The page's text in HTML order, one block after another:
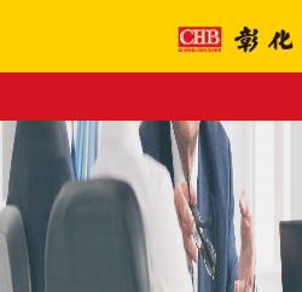
主
內
容
區
塊